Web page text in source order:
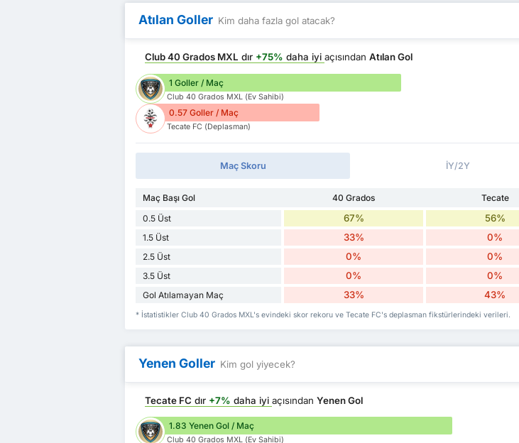
Atılan Goller Kim daha fazla gol atacak?
Club 40 Grados MXL dır +75% daha iyiaçısındanAtılan Gol
1 Goller / Maç
Club 40 Grados MXL (Ev Sahibi)
0.57 Goller / Maç
Tecate FC (Deplasman)
Maç Skoru İY/2Y
Maç Başı Gol 40 Grados
Tecate
0.5 Üst
67% 56%
1.5 Üst 33% 0%
2.5 Üst 0% 0%
3.5 Üst 0% 0%
Gol Atılamayan Maç 33% 43%
* İstatistikler Club 40 Grados MXL's evindeki skor rekoru ve Tecate FC's deplasman fikstürlerindeki verileri.
Yenen Goller Kim gol yiyecek?
Tecate FC dır +7% daha iyiaçısındanYenen Gol
1.83 Yenen Gol / Maç
Club 40 Grados MXL (Ev Sahibi)